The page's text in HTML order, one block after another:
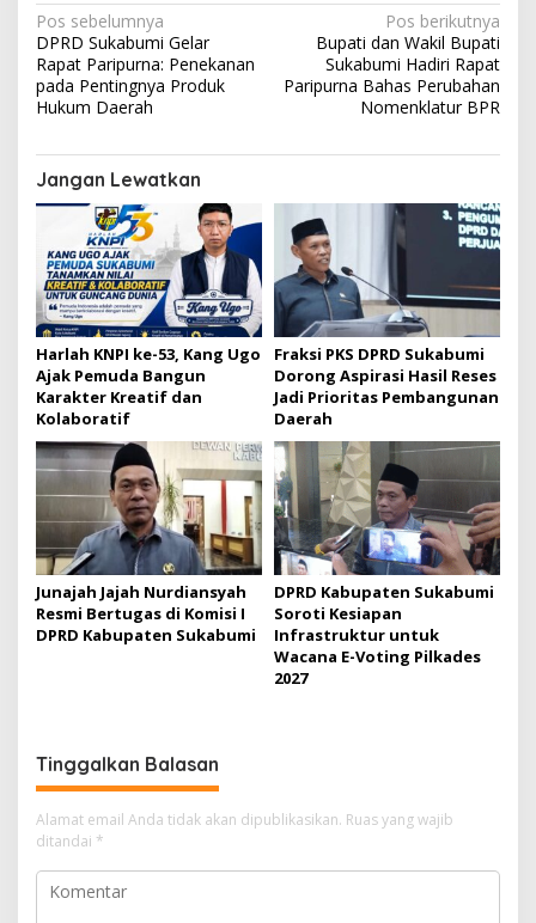
N
a
v
g
a
p
o
s
Pos sebelumnya
DPRD Sukabumi Gelar
Rapat Paripurna: Penekanan
pada Pentingnya Produk
Hukum Daerah
Pos berikutnya
Bupati dan Wakil Bupati
Sukabumi Hadiri Rapat
Paripurna Bahas Perubahan
Nomenklatur BPR
Jangan Lewatkan
Harlah KNPI ke-53, Kang Ugo
Ajak Pemuda Bangun
Karakter Kreatif dan
Kolaboratif
Fraksi PKS DPRD Sukabumi
Dorong Aspirasi Hasil Reses
Jadi Prioritas Pembangunan
Daerah
Junajah Jajah Nurdiansyah
Resmi Bertugas di Komisi I
DPRD Kabupaten Sukabumi
DPRD Kabupaten Sukabumi
Soroti Kesiapan
Infrastruktur untuk
Wacana E-Voting Pilkades
2027
Tinggalkan Balasan
Alamat email Anda tidak akan dipublikasikan. Ruas yang wajib
ditandai *